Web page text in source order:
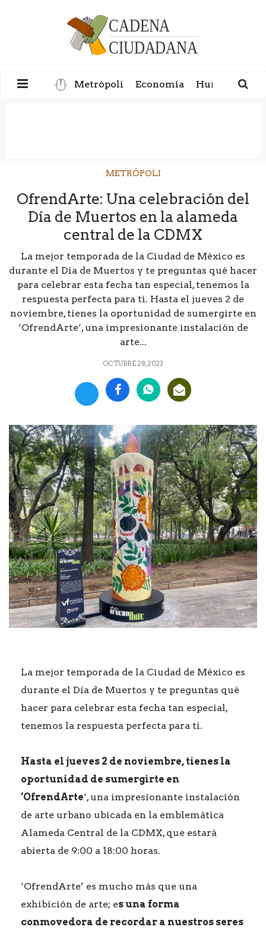
Metrópoli Economía Humanidad
METRÓPOLI
OfrendArte: Una celebración del
Día de Muertos en la alameda
central de la CDMX
La mejor temporada de la Ciudad de México es
durante el Día de Muertos y te preguntas qué hacer
para celebrar esta fecha tan especial, tenemos la
respuesta perfecta para ti. Hasta el jueves 2 de
noviembre, tienes la oportunidad de sumergirte en
‘OfrendArte‘, una impresionante instalación de
arte...
OCTUBRE 28, 2023
La mejor temporada de la Ciudad de México es
durante el Día de Muertos y te preguntas qué
hacer para celebrar esta fecha tan especial,
tenemos la respuesta perfecta para ti.
Hasta el jueves 2 de noviembre, tienes la
oportunidad de sumergirte en
‘OfrendArte‘, una impresionante instalación
de arte urbano ubicada en la emblemática
Alameda Central de la CDMX, que estará
abierta de 9:00 a 18:00 horas.
‘OfrendArte’ es mucho más que una
exhibición de arte; es una forma
conmovedora de recordar a nuestros seres